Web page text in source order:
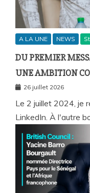
A LA UNE NEWS
DU PREMIER
UNE AMBITION
L’HISTOIRE
FALL ET BICTORYS
26 juillet 2026
Le 2 juillet 2024, je
LinkedIn. À l'autre